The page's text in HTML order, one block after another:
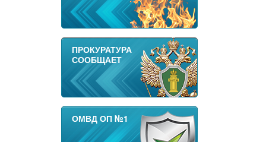
ПРОКУРАТУРА
СООБЩАЕТ
ОМВД ОП №1